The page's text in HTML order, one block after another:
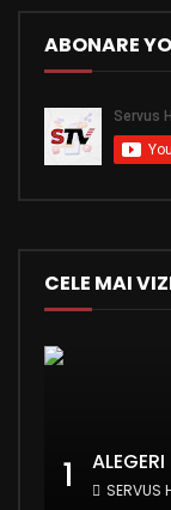
ABONARE
CELE MAI
1 SERVUS